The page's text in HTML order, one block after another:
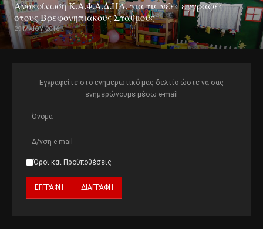
Ανακοίνωση Κ.Α.Φ.Α.Δ.ΗΛ. για τις νέες εγγραφές
στους Βρεφονηπιακούς Σταθμούς
29 ΜΑΪ́ΟΥ 2016
Εγγραφείτε στο ενημερωτικό μας δελτίο ώστε να σας
ενημερώνουμε μέσω e-mail
Όροι και Προϋποθέσεις